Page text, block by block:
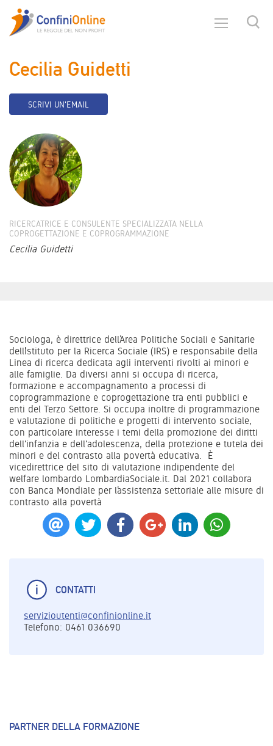
Cecilia Guidetti
SCRIVI UN'EMAIL
RICERCATRICE E CONSULENTE SPECIALIZZATA NELLA
COPROGETTAZIONE E COPROGRAMMAZIONE
Cecilia Guidetti
Sociologa, è direttrice dell’Area Politiche Sociali e Sanitarie
dell’Istituto per la Ricerca Sociale (IRS) e responsabile della
Linea di ricerca dedicata agli interventi rivolti ai minori e
alle famiglie. Da diversi anni si occupa di ricerca,
formazione e accompagnamento a processi di
coprogrammazione e coprogettazione tra enti pubblici e
enti del Terzo Settore. Si occupa inoltre di programmazione
e valutazione di politiche e progetti di intervento sociale,
con particolare interesse i temi della promozione dei diritti
dell'infanzia e dell'adolescenza, della protezione e tutela dei
minori e del contrasto alla povertà educativa. È
vicedirettrice del sito di valutazione indipendente del
welfare lombardo LombardiaSociale.it. Dal 2021 collabora
con Banca Mondiale per l’assistenza settoriale alle misure di
contrasto alla povertà
CONTATTI
servizioutenti@confinionline.it
Telefono: 0461 036690
PARTNER DELLA FORMAZIONE